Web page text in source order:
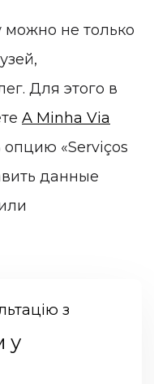
можно не только
Для этого в
A Minha Via
«Serviços
данные
з
у